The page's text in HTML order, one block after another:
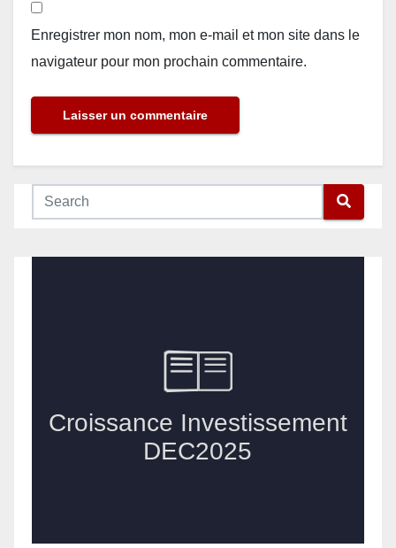
Enregistrer mon nom, mon e-mail et mon site dans le
navigateur pour mon prochain commentaire.